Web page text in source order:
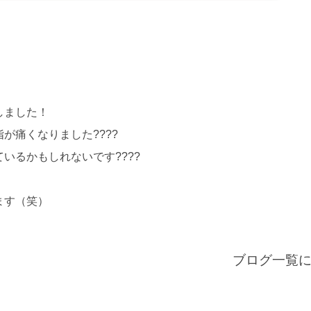
した！
痛くなりました????
るかもしれないです????
（笑）
ブログ一覧